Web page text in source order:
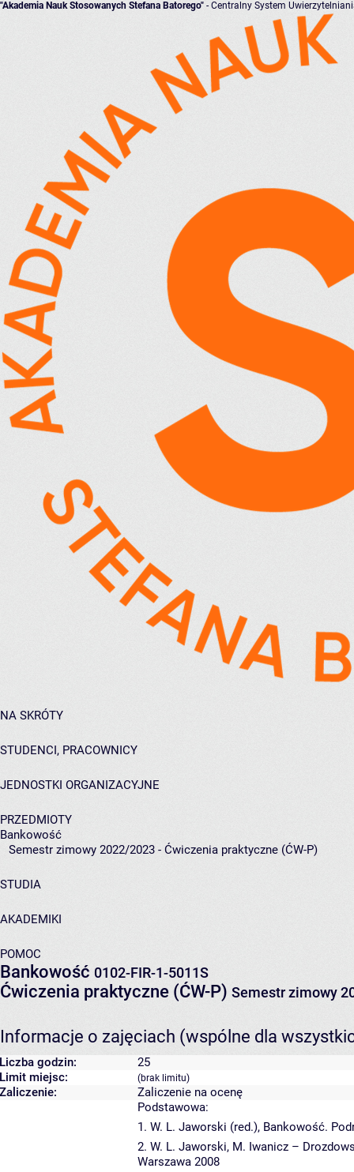
"Akademia Nauk Stosowanych Stefana Batorego" - Centralny System
NA SKRÓTY
STUDENCI, PRACOWNICY
JEDNOSTKI ORGANIZACYJNE
PRZEDMIOTY
Bankowość
Semestr zimowy 2022/2023 - Ćwiczenia praktyczne (ĆW-P)
STUDIA
AKADEMIKI
POMOC
Bankowość 0102-FIR-1-5011S
Ćwiczenia praktyczne (ĆW-P) Semestr zimowy
Informacje o zajęciach (wspólne dla
Liczba godzin:
25
Limit miejsc:
(brak limitu)
Zaliczenie: Zaliczenie na ocenę
Podstawowa:
1. W. L. Jaworski (red.), Bankowość.
2. W. L. Jaworski, M. Iwanicz –
Warszawa 2008